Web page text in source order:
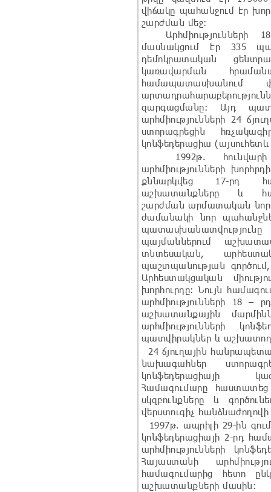
վիճակը պահանջում էր
շարժման մեջ:
Արհմիությունների
մասնակցում էր 335
դեմոկրատական
կառավարման
համապատասխանում
զարգացմանը: Այդ
արհմիությունների 24
ստորագրեցին
կոնֆեդերացիա
1992թ. հունվարի
արհմիությունների
քննարկվեց 17-րդ
աշխատանքները և
շարժման արմատական
ժամանակի նոր
պայմաններում
տնտեսական,
պաշտպանության
Արհեստակցական
խորհուրդը: Նույն
արհմիությունների 18
աշխատանքային
արհմիությունների
պատվիրակներ և աշխատող
24 ճյուղային
նախագահներ
կոնֆեդերացիայի
Համագումարը
սկզբունքները և
վերստուգիչ
1997թ. ապրիլի 29-ին
կոնֆեդերացիայի 2-րդ
արհմիությունների
Հայաստանի
համագումարից հետո
աշխատանքների մասին: